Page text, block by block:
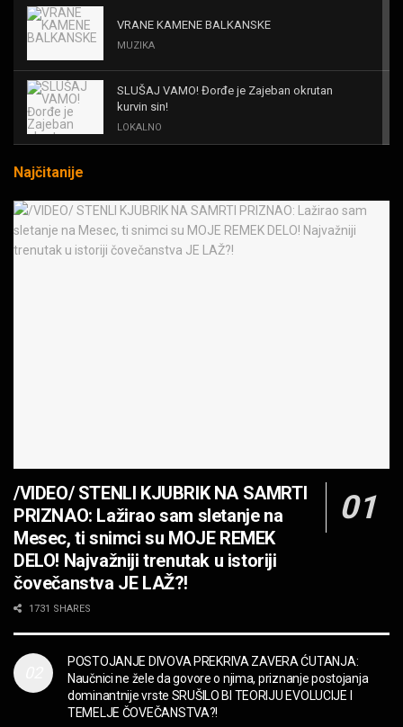
VRANE KAMENE BALKANSKE
MUZIKA
SLUŠAJ VAMO! Đorđe je Zajeban okrutan
kurvin sin!
LOKALNO
Black Sabbath for all us?!
MUZIKA
OPASNO! ZZ TOP – Beer Drinkers and
Hellraisers
MUZIKA
“Missin’ Yo’ Kissin'” BILLY ZZ TOP
MUZIKA
Najčitanije
/VIDEO/ STENLI KJUBRIK NA SAMRTI
PRIZNAO: Lažirao sam sletanje na
Mesec, ti snimci su MOJE REMEK
DELO! Najvažniji trenutak u istoriji
čovečanstva JE LAŽ?!
1731 SHARES
POSTOJANJE DIVOVA PREKRIVA ZAVERA ĆUTANJA:
Naučnici ne žele da govore o njima, priznanje postojanja
dominantnije vrste SRUŠILO BI TEORIJU EVOLUCIJE I
TEMELJE ČOVEČANSTVA?!